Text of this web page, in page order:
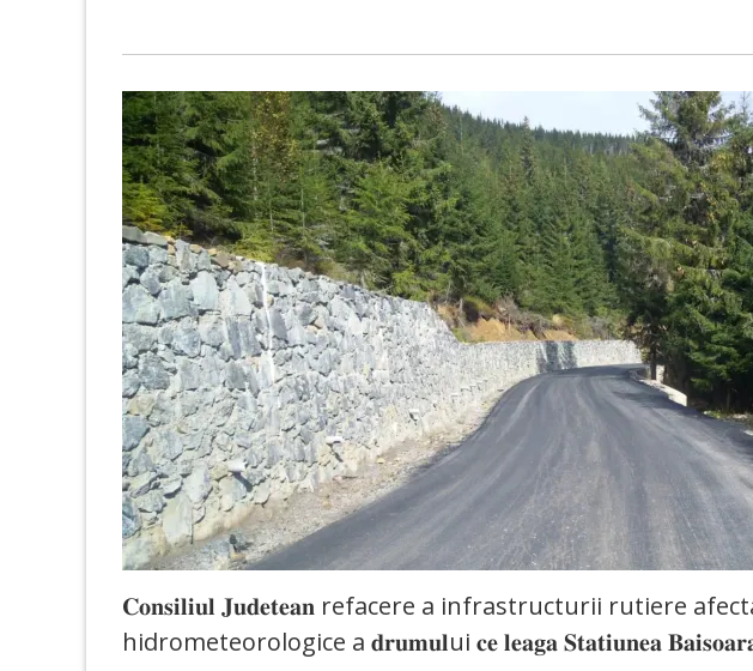
𝐂𝐨𝐧𝐬𝐢𝐥𝐢𝐮𝐥 𝐉𝐮𝐝𝐞𝐭𝐞𝐚𝐧 refacere a infrastructurii rutiere
hidrometeorologice a 𝐝𝐫𝐮𝐦𝐮𝐥ui 𝐜𝐞 𝐥𝐞𝐚𝐠𝐚 𝐒𝐭𝐚𝐭𝐢𝐮𝐧𝐞𝐚 𝐁𝐚𝐢𝐬𝐨𝐚𝐫𝐚